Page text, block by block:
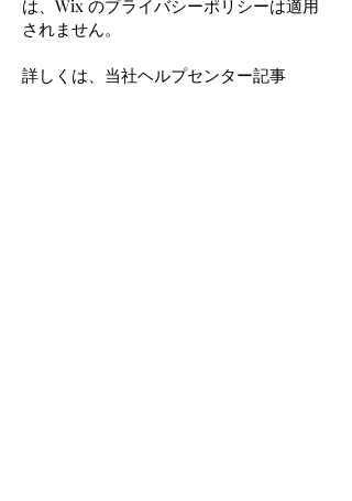
は、Wix のプライバシーポリシーは適用
されません。
詳しくは、当社ヘルプセンター記事